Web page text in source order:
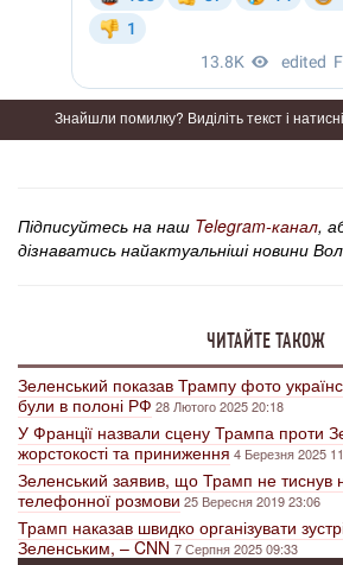
Знайшли помилку? Виділіть текст і
Підписуйтесь на наш Telegram-канал,
дізнаватись найактуальніші новини
ЧИТАЙТЕ ТАКОЖ
Зеленський показав Трампу фото
були в полоні РФ28 Лютого 2025 20:18
У Франції назвали сцену Трампа проти
жорстокості та приниження4 Березня 2025
Зеленський заявив, що Трамп не тиснув
телефонної розмови25 Вересня 2019 23:06
Трамп наказав швидко організувати
Зеленським, – CNN7 Серпня 2025 09:33